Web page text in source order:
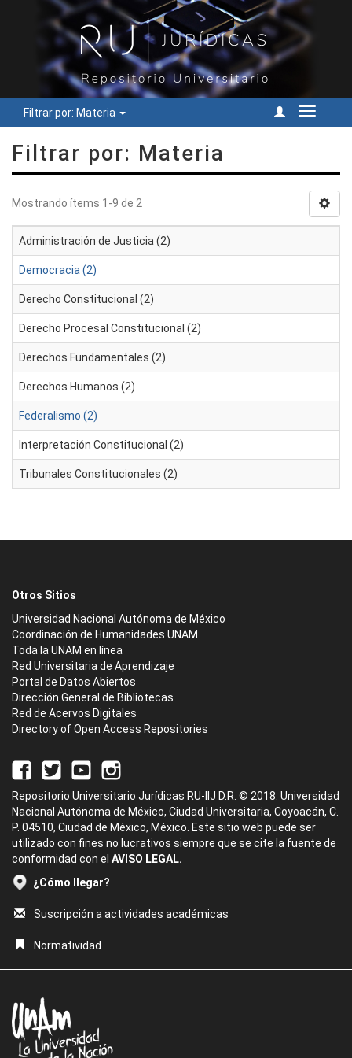
Filtrar por: Materia
Cambiar
Filtrar por: Materia
Mostrando ítems 1-9 de 2
Administración de Justicia (2)
Democracia (2)
Derecho Constitucional (2)
Derecho Procesal Constitucional (2)
Derechos Fundamentales (2)
Derechos Humanos (2)
Federalismo (2)
Interpretación Constitucional (2)
Tribunales Constitucionales (2)
Otros Sitios
Universidad Nacional Autónoma de México
Coordinación de Humanidades UNAM
Toda la UNAM en línea
Red Universitaria de Aprendizaje
Portal de Datos Abiertos
Dirección General de Bibliotecas
Red de Acervos Digitales
Directory of Open Access Repositories
Repositorio Universitario Jurídicas RU-IIJ D.R. © 2018. Universidad
Nacional Autónoma de México, Ciudad Universitaria, Coyoacán, C.
P. 04510, Ciudad de México, México. Este sitio web puede ser
utilizado con fines no lucrativos siempre que se cite la fuente de
conformidad con el AVISO LEGAL.
¿Cómo llegar?
Suscripción a actividades académicas
Normatividad